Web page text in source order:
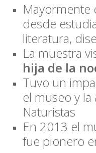
Mayormente
desde
literatura,
La muestra
hija de la
Tuvo un
el museo y
Naturistas
En 2013 el
fue pionero